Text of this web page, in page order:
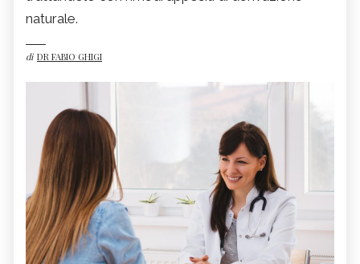
naturale.
di DR FABIO GHIGI